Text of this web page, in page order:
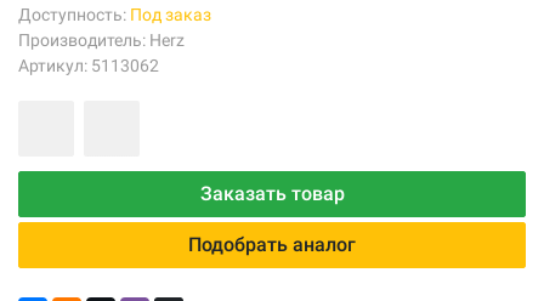
Доступность: Под заказ
Производитель: Herz
Артикул: 5113062
Заказать товар
Подобрать аналог